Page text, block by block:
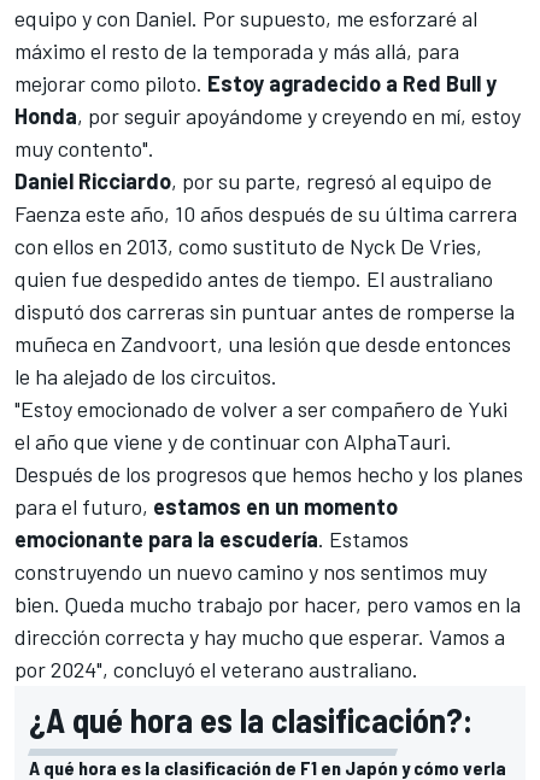
equipo y con Daniel. Por supuesto, me esforzaré al
máximo el resto de la temporada y más allá, para
mejorar como piloto. Estoy agradecido a Red Bull y
Honda, por seguir apoyándome y creyendo en mí, estoy
muy contento".
Daniel Ricciardo, por su parte, regresó al equipo de
Faenza este año, 10 años después de su última carrera
con ellos en 2013, como sustituto de Nyck De Vries,
quien fue despedido antes de tiempo. El australiano
disputó dos carreras sin puntuar antes de romperse la
muñeca en Zandvoort, una lesión que desde entonces
le ha alejado de los circuitos.
"Estoy emocionado de volver a ser compañero de Yuki
el año que viene y de continuar con AlphaTauri.
Después de los progresos que hemos hecho y los planes
para el futuro, estamos en un momento
emocionante para la escudería. Estamos
construyendo un nuevo camino y nos sentimos muy
bien. Queda mucho trabajo por hacer, pero vamos en la
dirección correcta y hay mucho que esperar. Vamos a
por 2024", concluyó el veterano australiano.
¿A qué hora es la clasificación?:
A qué hora es la clasificación de F1 en Japón y cómo verla